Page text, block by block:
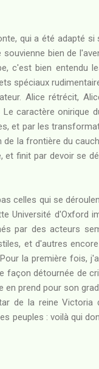
qui a été adapté
bien de
c'est bien entendu
spéciaux
Alice rétrécit,
caractère onirique
et par les
la frontière du
finit par devoir se
celles qui se
Université d'Oxford
par des acteurs
et d'autres
la première fois,
détournée de
prend pour son
de la reine
peuples : voilà qui